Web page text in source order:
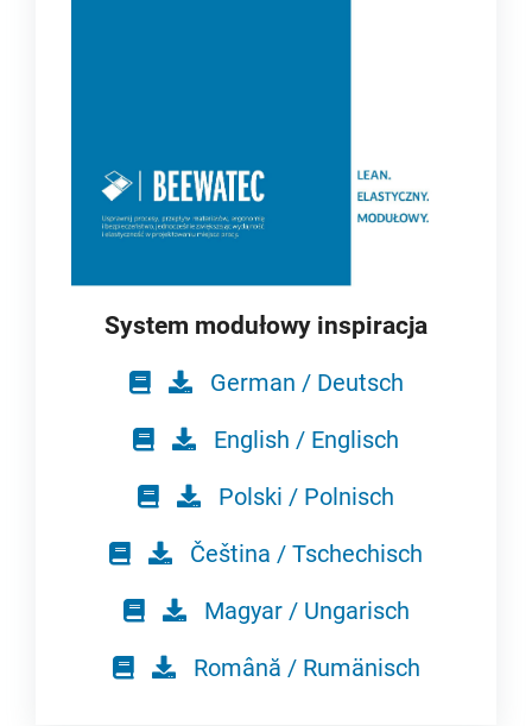
System modułowy inspiracja
German / Deutsch
English / Englisch
Polski / Polnisch
Čeština / Tschechisch
Magyar / Ungarisch
Română / Rumänisch